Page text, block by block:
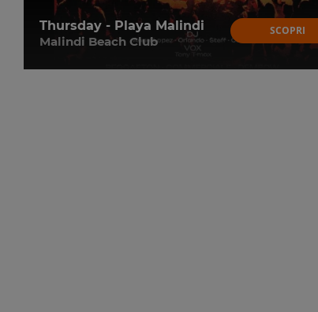
Thursday - Playa Malindi
Malindi Beach Club
SCOPRI